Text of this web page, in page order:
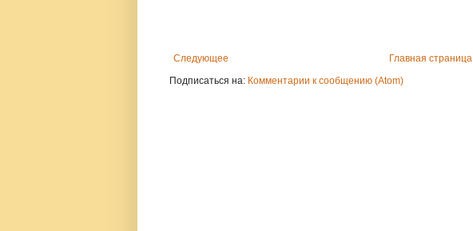
Следующее
Главная страница
Подписаться на: Комментарии к сообщению (Atom)